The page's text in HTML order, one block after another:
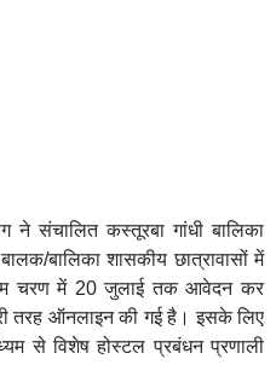
ने संचालित कस्तूरबा गांधी बालिका
बालिका शासकीय छात्रावासों में
चरण में 20 जुलाई तक आवेदन कर
तरह ऑनलाइन की गई है। इसके लिए
से विशेष होस्‍टल प्रबंधन प्रणाली